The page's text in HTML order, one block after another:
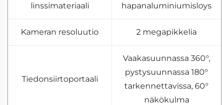
linssimateriaali
hapanaluminiumisloys
Kameran resoluutio 2 megapikkelia
Tiedonsiirtoportaali
Vaakasuunnassa 360°,
pystysuunnassa 180°
tarkennettavissa, 60°
näkökulma